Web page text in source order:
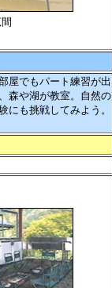
屋でもパート練習が出
森や湖が教室。自然の
も挑戦してみよう。